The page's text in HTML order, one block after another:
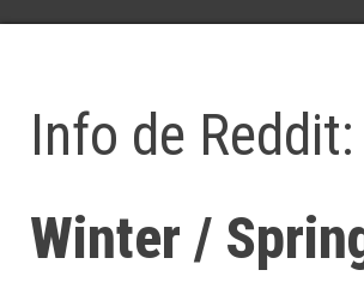
Info de Reddit:
Winter /